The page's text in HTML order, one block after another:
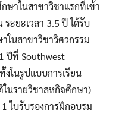
ษาในสาขาวิชาแรกที่เข้า
ะยะเวลา 3.5 ปี ได้รับ
นสาขาวิชาวิศวกรรม
ปีที่ Southwest
ในรูปแบบการเรียน
นรายวิชาสหกิจศึกษา)
ใบรับรองการฝึกอบรม